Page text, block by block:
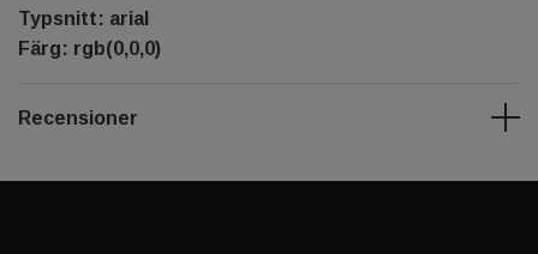
Typsnitt: arial
Färg: rgb(0,0,0)
Recensioner